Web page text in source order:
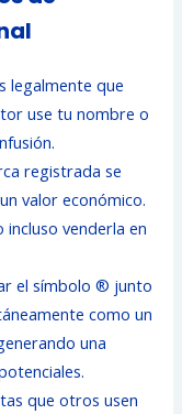
legalmente que
use tu nombre o
registrada se
valor económico.
incluso venderla en
el símbolo ® junto
como un
una
que otros usen